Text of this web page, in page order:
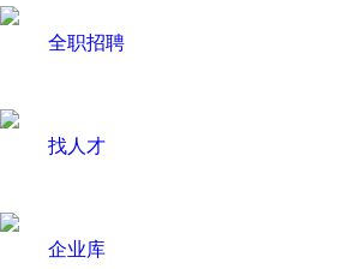
全职招聘
找人才
企业库